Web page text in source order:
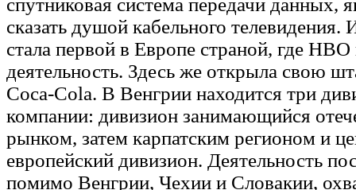
сказать душой кабельного
стала первой в Европе страной, где
деятельность. Здесь же открыла свою
Coca-Cola. В Венгрии находится три
компании: дивизион занимающийся
рынком, затем карпатским регионом и
европейский дивизион. Деятельность
помимо Венгрии, Чехии и Словакии,